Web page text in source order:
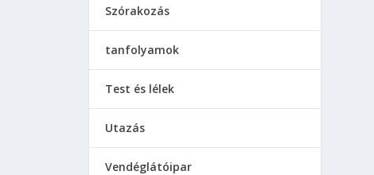
Szórakozás
tanfolyamok
Test és lélek
Utazás
Vendéglátóipar